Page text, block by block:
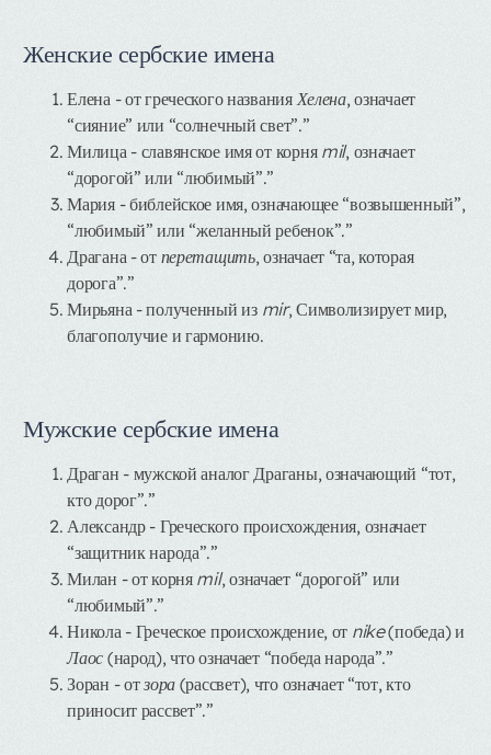
Женские сербские имена
Елена- от греческого названияХелена, означает
“сияние” или “солнечный свет”.”
Милица- славянское имя от корня mil, означает
“дорогой” или “любимый”.”
Мария- библейское имя, означающее “возвышенный”,
“любимый” или “желанный ребенок”.”
Драгана- от перетащить, означает “та, которая
дорога”.”
Мирьяна- полученный из mir, Символизирует мир,
благополучие и гармонию.
Мужские сербские имена
Драган - мужской аналог Драганы, означающий “тот,
кто дорог”.”
Александр- Греческого происхождения, означает
“защитник народа”.”
Милан - от корня mil, означает “дорогой” или
“любимый”.”
Никола- Греческое происхождение, от nike(победа) и
Лаос (народ), что означает “победа народа”.”
Зоран - отзора (рассвет), что означает “тот, кто
приносит рассвет”.”